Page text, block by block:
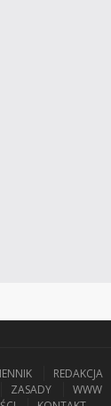
REDAKCJA
ZASADY WWW